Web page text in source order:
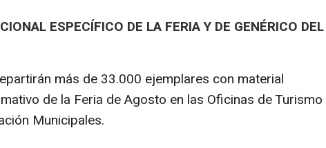
ESPECÍFICO DE LA FERIA Y DE GENÉRICO DEL
más de 33.000 ejemplares con material
de la Feria de Agosto en las Oficinas de Turismo
Municipales.